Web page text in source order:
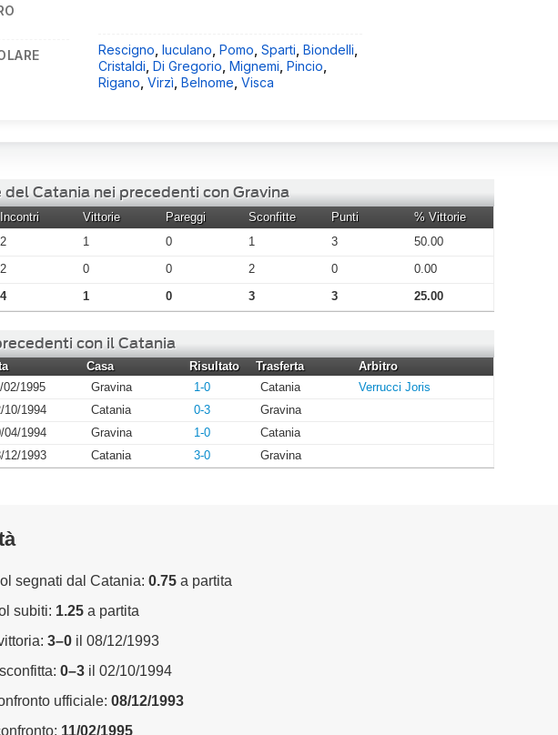
Rescigno ,Iuculano ,Pomo ,Sparti ,Biondelli
Cristaldi ,Di Gregorio ,Mignemi ,Pincio
Rigano ,Virzì ,Belnome ,Visca
Catania nei precedenti con Gravina
Incontri Vittorie Pareggi Sconfitte Punti
% Vittorie
2 1 0 1 3
50.00
2 0 0 2 0
0.00
4 1 0 3 3 25.00
con il Catania
Casa Risultato Trasferta
Arbitro
02/1995 Gravina 1-0 Catania
Verrucci Joris
10/1994 Catania 0-3
Gravina
04/1994 Gravina 1-0
Catania
12/1993 Catania 3-0 Gravina
segnati dal Catania: 0.75 a partita
subiti: 1.25 a partita
3–0 il 08/12/1993
0–3 il 02/10/1994
ufficiale: 08/12/1993
11/02/1995